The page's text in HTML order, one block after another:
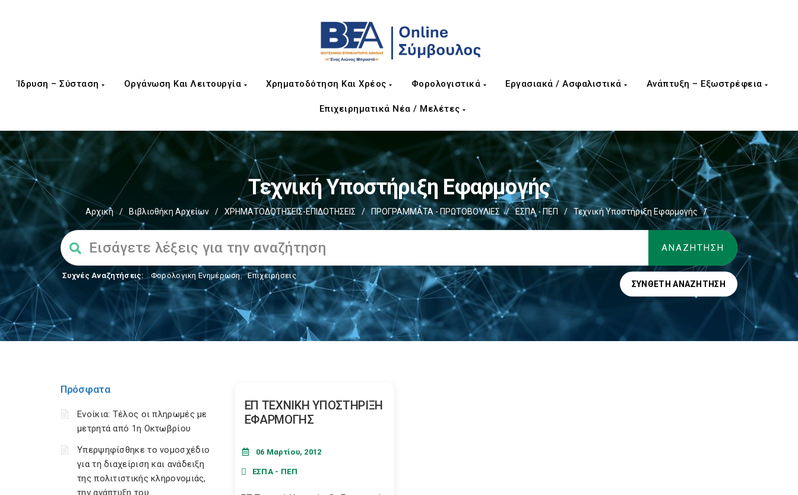
Ίδρυση – Σύσταση Οργάνωση Και Λειτουργία Χρηματοδότηση Και Χρέος Φορολογιστικά Εργασιακά / Ασφαλιστικά Ανάπτυξη – Εξωστρέφεια
Επιχειρηματικά Νέα / Μελέτες
Τεχνική Υποστήριξη Εφαρμογής
Αρχική / Βιβλιοθήκη Αρχείων / ΧΡΗΜΑΤΟΔΟΤΗΣΕΙΣ-ΕΠΙΔΟΤΗΣΕΙΣ / ΠΡΟΓΡΑΜΜΑΤΑ - ΠΡΩΤΟΒΟΥΛΙΕΣ / ΕΣΠΑ - ΠΕΠ / Τεχνική Υποστήριξη Εφαρμογής /
Συχνές Αναζητήσεις: Φορολογικη Ενημέρωση, Επιχειρήσεις
ΣΎΝΘΕΤΗ ΑΝΑΖΉΤΗΣΗ
Πρόσφατα
Ενοίκια: Τέλος οι πληρωμές με
μετρητά από 1η Οκτωβρίου
Υπερψηφίσθηκε το νομοσχέδιο
για τη διαχείριση και ανάδειξη
της πολιτιστικής κληρονομιάς,
την ανάπτυξη του
ΕΠ ΤΕΧΝΙΚΗ ΥΠΟΣΤΗΡΙΞΗ
ΕΦΑΡΜΟΓΗΣ
06 Μαρτίου, 2012
ΕΣΠΑ - ΠΕΠ